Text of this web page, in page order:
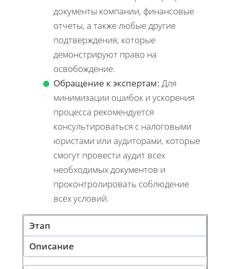
документы компании, финансовые
отчеты, а также любые другие
подтверждения, которые
демонстрируют право на
освобождение.
Обращение к экспертам: Для
минимизации ошибок и ускорения
процесса рекомендуется
консультироваться с налоговыми
юристами или аудиторами, которые
смогут провести аудит всех
необходимых документов и
проконтролировать соблюдение
всех условий.
Этап
Описание